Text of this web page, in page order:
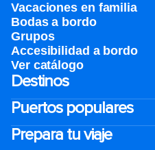
Vacaciones en familia
Bodas a bordo
Grupos
Accesibilidad a bordo
Ver catálogo
Destinos
Puertos populares
Prepara tu viaje